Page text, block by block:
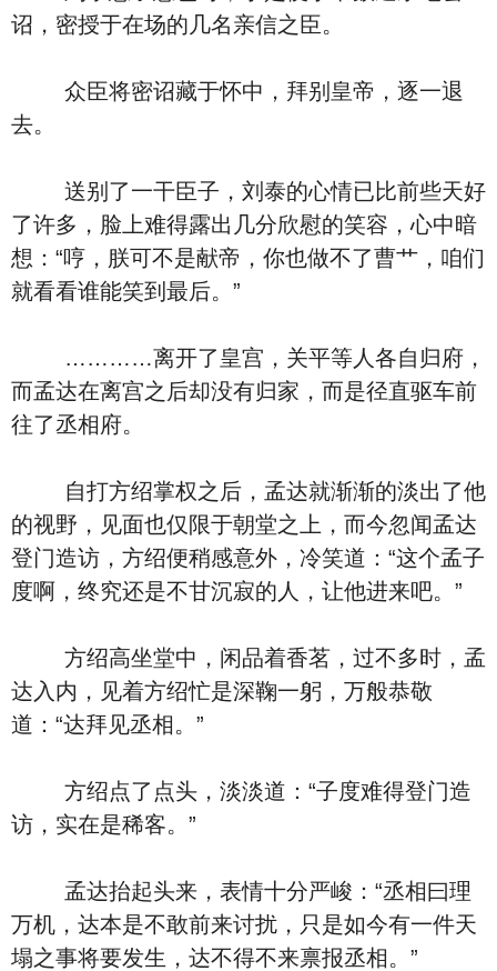
诏，密授于在场的几名亲信之臣。
众臣将密诏藏于怀中，拜别皇帝，逐一退
去。
送别了一干臣子，刘泰的心情已比前些天好
了许多，脸上难得露出几分欣慰的笑容，心中暗
想：“哼，朕可不是献帝，你也做不了曹艹，咱们
就看看谁能笑到最后。”
…………离开了皇宫，关平等人各自归府，
而孟达在离宫之后却没有归家，而是径直驱车前
往了丞相府。
自打方绍掌权之后，孟达就渐渐的淡出了他
的视野，见面也仅限于朝堂之上，而今忽闻孟达
登门造访，方绍便稍感意外，冷笑道：“这个孟子
度啊，终究还是不甘沉寂的人，让他进来吧。”
方绍高坐堂中，闲品着香茗，过不多时，孟
达入内，见着方绍忙是深鞠一躬，万般恭敬
道：“达拜见丞相。”
方绍点了点头，淡淡道：“子度难得登门造
访，实在是稀客。”
孟达抬起头来，表情十分严峻：“丞相曰理
万机，达本是不敢前来讨扰，只是如今有一件天
塌之事将要发生，达不得不来禀报丞相。”